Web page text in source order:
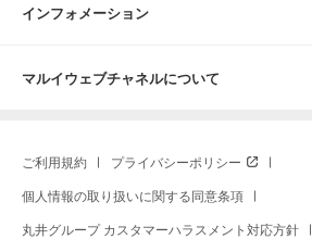
インフォメーション
マルイウェブチャネルについて
ご利用規約 プライバシーポリシー
個人情報の取り扱いに関する同意条項
丸井グループ カスタマーハラスメント対応方針